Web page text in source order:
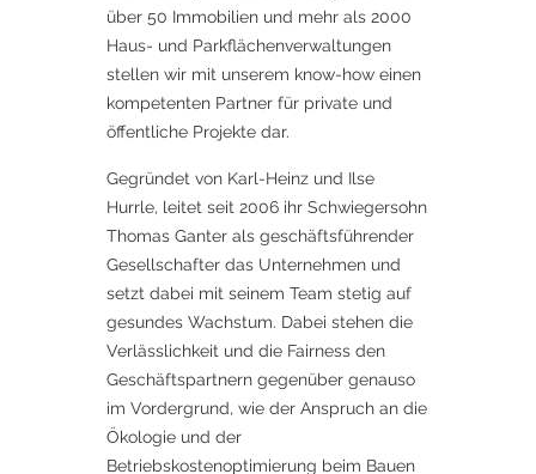
über 50 Immobilien und mehr als 2000
Haus- und Parkflächenverwaltungen
stellen wir mit unserem know-how einen
kompetenten Partner für private und
öffentliche Projekte dar.
Gegründet von Karl-Heinz und Ilse
Hurrle, leitet seit 2006 ihr Schwiegersohn
Thomas Ganter als geschäftsführender
Gesellschafter das Unternehmen und
setzt dabei mit seinem Team stetig auf
gesundes Wachstum. Dabei stehen die
Verlässlichkeit und die Fairness den
Geschäftspartnern gegenüber genauso
im Vordergrund, wie der Anspruch an die
Ökologie und der
Betriebskostenoptimierung beim Bauen